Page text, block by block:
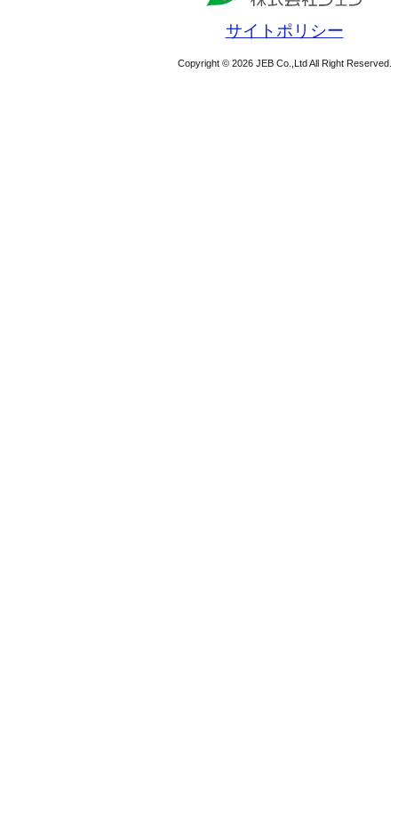
サイトポリシー
Copyright © 2026 JEB Co.,Ltd All Right Reserved.